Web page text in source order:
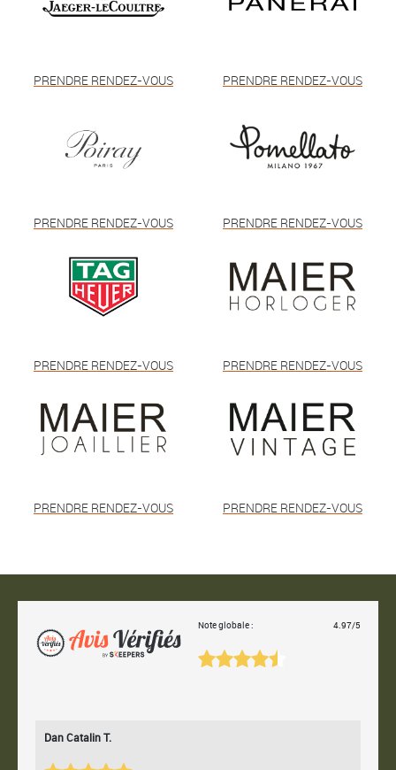
PRENDRE RENDEZ-VOUS PRENDRE RENDEZ-VOUS
PRENDRE RENDEZ-VOUS PRENDRE RENDEZ-VOUS
PRENDRE RENDEZ-VOUS PRENDRE RENDEZ-VOUS
PRENDRE RENDEZ-VOUS PRENDRE RENDEZ-VOUS
Note globale : 4.97/5
Dan Catalin T.